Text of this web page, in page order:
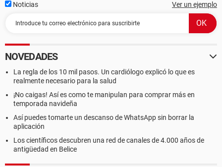
Noticias Ver un ejemplo
NOVEDADES
La regla de los 10 mil pasos. Un cardiólogo explicó lo que es
realmente necesario para la salud
¡No caigas! Así es como te manipulan para comprar más en
temporada navideña
Así puedes tomarte un descanso de WhatsApp sin borrar la
aplicación
Los científicos descubren una red de canales de 4.000 años de
antigüedad en Belice